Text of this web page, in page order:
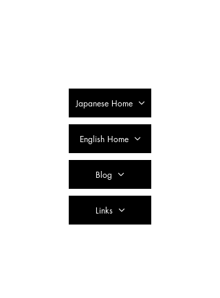
Japanese Home
English Home
Blog
Links